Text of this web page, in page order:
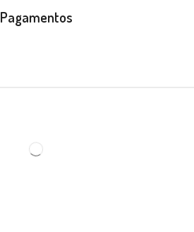
Pagamentos